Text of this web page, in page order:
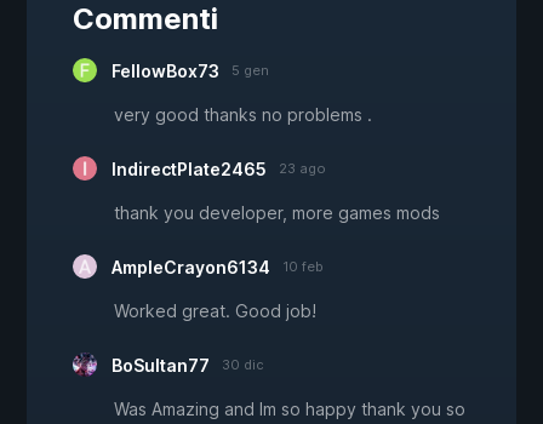
Commenti
FellowBox73 5 gen
very good thanks no problems .
IndirectPlate2465 23 ago
thank you developer, more games mods
AmpleCrayon6134 10 feb
Worked great. Good job!
BoSultan77 30 dic
Was Amazing and Im so happy thank you so